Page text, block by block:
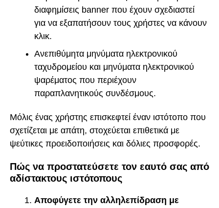
διαφημίσεις banner που έχουν σχεδιαστεί
για να εξαπατήσουν τους χρήστες να κάνουν
κλικ.
Ανεπιθύμητα μηνύματα ηλεκτρονικού
ταχυδρομείου και μηνύματα ηλεκτρονικού
ψαρέματος που περιέχουν
παραπλανητικούς συνδέσμους.
Μόλις ένας χρήστης επισκεφτεί έναν ιστότοπο που
σχετίζεται με απάτη, στοχεύεται επιθετικά με
ψεύτικες προειδοποιήσεις και δόλιες προσφορές.
Πώς να προστατεύσετε τον εαυτό σας από
αδίστακτους ιστότοπους
Αποφύγετε την αλληλεπίδραση με